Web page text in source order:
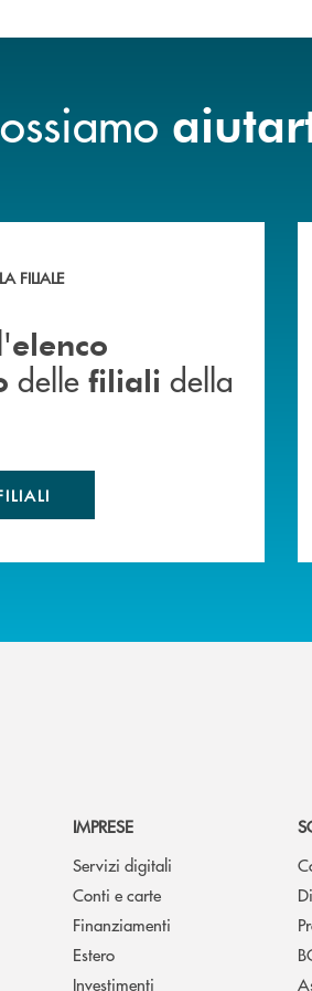
completo delle filiali della banca.
FILIALE
elenco
delle filiali della
IMPRESE
Servizi digitali
Conti e carte
Finanziamenti
Estero
Investimenti